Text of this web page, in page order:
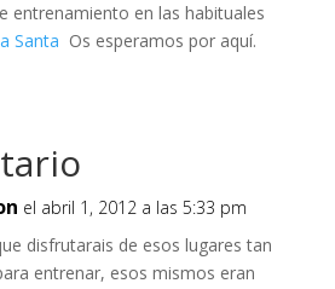
entrenamiento en las habituales
Santa Os esperamos por aquí.
el abril 1, 2012 a las 5:33 pm
disfrutarais de esos lugares tan
entrenar, esos mismos eran